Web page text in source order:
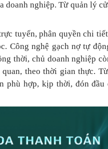
nghiệp. Từ quản lý
tuyến, phân quyền chi
Công nghệ gạch nợ tự
thời, chủ doanh nghiệp
theo thời gian thực.
phù hợp, kịp thời, đón